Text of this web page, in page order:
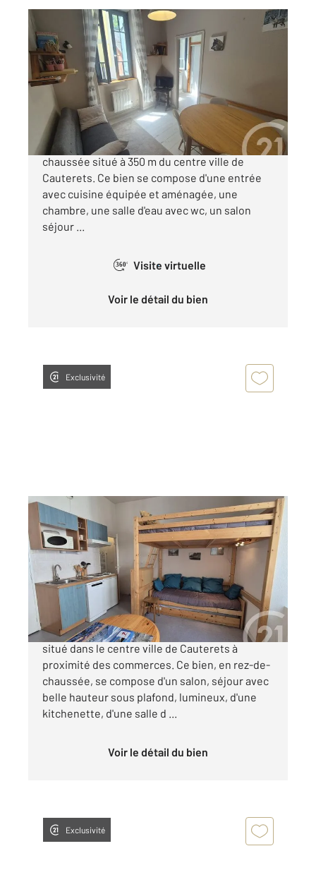
CAUTERETS 65
35,85 m
, 3 pièces
Ref : 4363
Appartement F3 à vendre
109 650 €
A SAISIR ! Appartement de type T3 en rez-de-
chaussée situé à 350 m du centre ville de
Cauterets. Ce bien se compose d'une entrée
avec cuisine équipée et aménagée, une
chambre, une salle d'eau avec wc, un salon
séjour ...
360° Visite virtuelle
Voir le détail du bien
Exclusivité
CAUTERETS 65
16,58 m2, 1 pièce
Ref : 4139
Appartement Studio à vendre
80 000 €
A DECOUVRIR appartement de type studio
situé dans le centre ville de Cauterets à
proximité des commerces. Ce bien, en rez-de-
chaussée, se compose d'un salon, séjour avec
belle hauteur sous plafond, lumineux, d'une
kitchenette, d'une salle d ...
Voir le détail du bien
Exclusivité